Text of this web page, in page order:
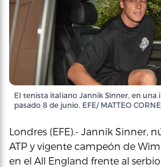
El tenista italiano Jannik Sinner, en una
pasado 8 de junio. EFE/ MATTEO
Londres (EFE).- Jannik Sinner,
ATP y vigente campeón de
en el All England frente al